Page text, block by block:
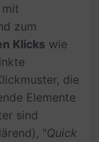
mit
zum
Klicks wie
die
Elemente
sind
"Quick